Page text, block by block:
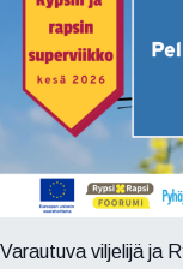
Varautuva viljelijä ja